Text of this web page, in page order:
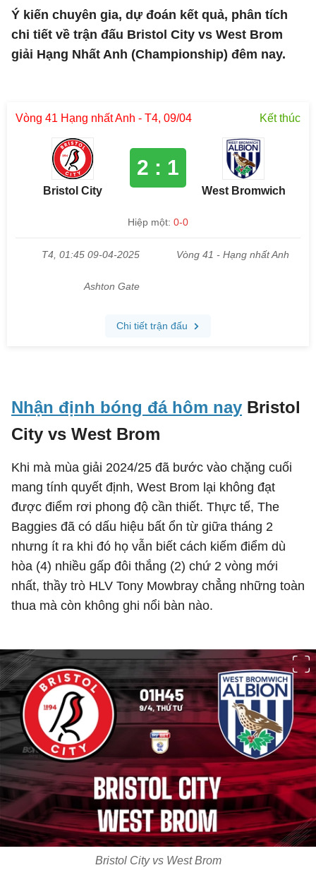
Ý kiến chuyên gia, dự đoán kết quả, phân tích
chi tiết về trận đấu Bristol City vs West Brom
giải Hạng Nhất Anh (Championship) đêm nay.
Nhận định bóng đá hôm nay Bristol
City vs West Brom
Khi mà mùa giải 2024/25 đã bước vào chặng cuối
mang tính quyết định, West Brom lại không đạt
được điểm rơi phong độ cần thiết. Thực tế, The
Baggies đã có dấu hiệu bất ổn từ giữa tháng 2
nhưng ít ra khi đó họ vẫn biết cách kiếm điểm dù
hòa (4) nhiều gấp đôi thắng (2) chứ 2 vòng mới
nhất, thầy trò HLV Tony Mowbray chẳng những toàn
thua mà còn không ghi nổi bàn nào.
Bristol City vs West Brom